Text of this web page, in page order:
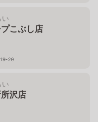
い
こぶし店
29
い
沢店